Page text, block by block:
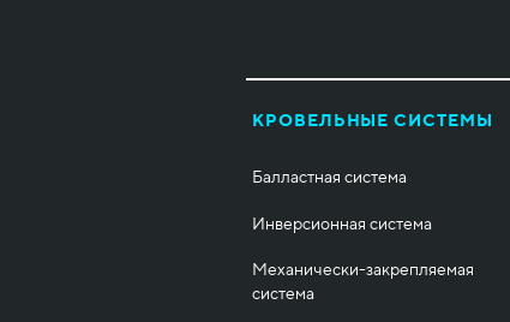
КРОВЕЛЬНЫЕ СИСТЕМЫ
Балластная система
Инверсионная система
Механически-закрепляемая
система